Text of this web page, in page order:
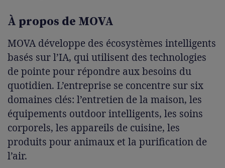
À propos de MOVA
MOVA développe des écosystèmes intelligents
basés sur l’IA, qui utilisent des technologies
de pointe pour répondre aux besoins du
quotidien. L’entreprise se concentre sur six
domaines clés: l’entretien de la maison, les
équipements outdoor intelligents, les soins
corporels, les appareils de cuisine, les
produits pour animaux et la purification de
l’air.